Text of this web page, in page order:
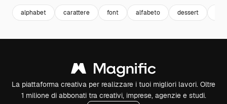
alphabet carattere font alfabeto dessert
La piattaforma creativa per realizzare i tuoi migliori lavori. Oltre
1 milione di abbonati tra creativi, imprese, agenzie e studi.